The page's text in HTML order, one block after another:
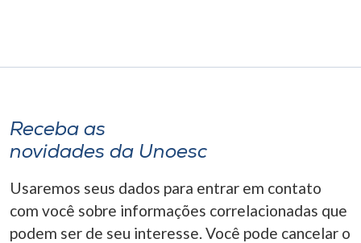
Receba as
novidades da Unoesc
Usaremos seus dados para entrar em contato
com você sobre informações correlacionadas que
podem ser de seu interesse. Você pode cancelar o